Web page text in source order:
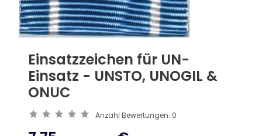
Einsatzzeichen für UN-
Einsatz - UNSTO, UNOGIL &
ONUC
Anzahl Bewertungen: 0